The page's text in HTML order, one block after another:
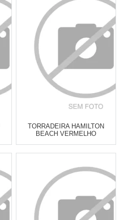
TORRADEIRA HAMILTON
BEACH VERMELHO
Revendedor)
x de
Cat:TORRADEIRAS
COMPRAR